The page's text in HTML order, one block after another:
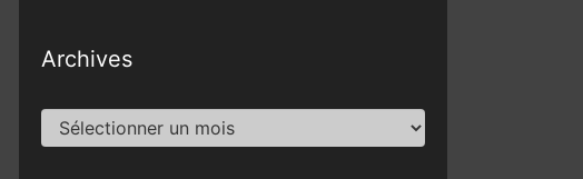
Archives
Archives